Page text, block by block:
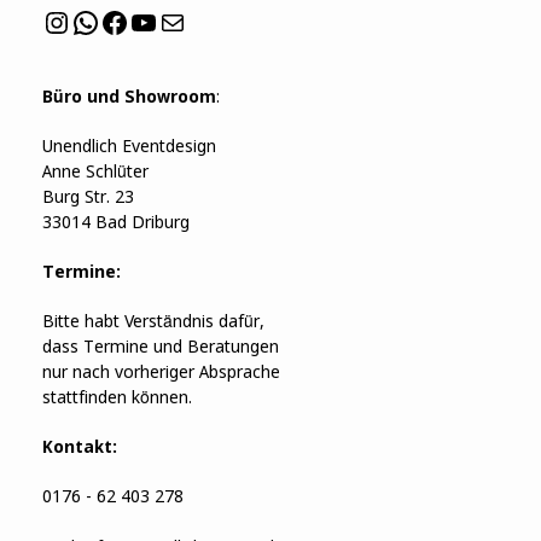
Instagram
WhatsApp
Facebook
YouTube
Mail
Büro und Showroom:
Unendlich Eventdesign
Anne Schlüter
Burg Str. 23
33014 Bad Driburg
Termine:
Bitte habt Verständnis dafür,
dass Termine und Beratungen
nur nach vorheriger Absprache
stattfinden können.
Kontakt:
0176 - 62 403 278